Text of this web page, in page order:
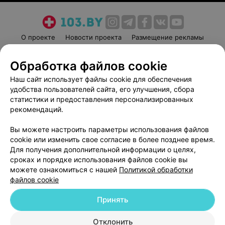
О проекте Новости проекта
Размещение рекламы
Пользовательское соглашение
Способы оплаты
Вакансии
Партнеры
Написать руководителю 103.by
Обработка персональных данных
© 2026 ООО «Артокс Лаб», УНП 191700409
| 220012, Республика Беларусь,
Обработка файлов cookie
Наш сайт использует файлы cookie для обеспечения
удобства пользователей сайта, его улучшения, сбора
статистики и предоставления персонализированных
рекомендаций.
Вы можете настроить параметры использования файлов
cookie или изменить свое согласие в более позднее время.
Для получения дополнительной информации о целях,
сроках и порядке использования файлов cookie вы
можете ознакомиться с нашей Политикой обработки
файлов cookie
Отклонить
Принять